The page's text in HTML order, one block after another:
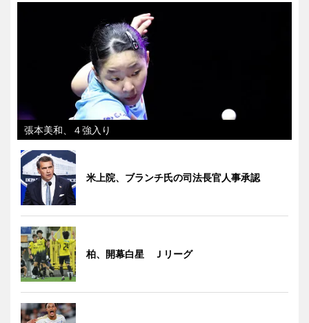
張本美和、４強入り
米上院、ブランチ氏の司法長官人事承認
柏、開幕白星 Ｊリーグ